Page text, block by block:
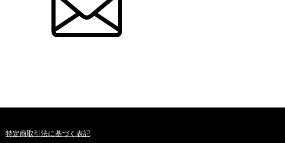
特定商取引法に基づく表記